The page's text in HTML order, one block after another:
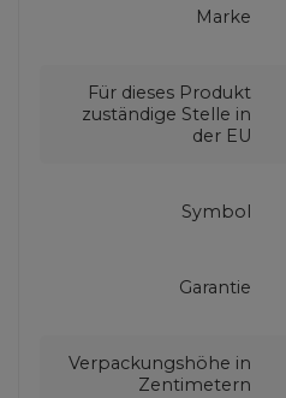
Marke
Für dieses Produkt
zuständige Stelle in
der EU
Symbol
Garantie
Verpackungshöhe in
Zentimetern